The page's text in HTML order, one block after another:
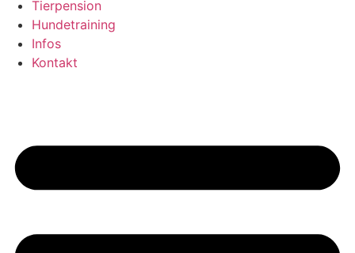
Tierpension
Hundetraining
Infos
Kontakt